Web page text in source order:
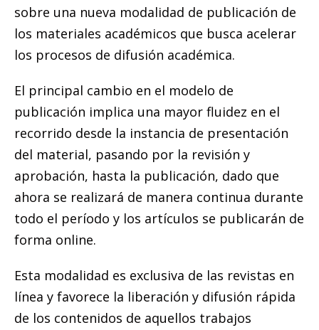
sobre una nueva modalidad de publicación de
los materiales académicos que busca acelerar
los procesos de difusión académica.
El principal cambio en el modelo de
publicación implica una mayor fluidez en el
recorrido desde la instancia de presentación
del material, pasando por la revisión y
aprobación, hasta la publicación, dado que
ahora se realizará de manera continua durante
todo el período y los artículos se publicarán de
forma online.
Esta modalidad es exclusiva de las revistas en
línea y favorece la liberación y difusión rápida
de los contenidos de aquellos trabajos